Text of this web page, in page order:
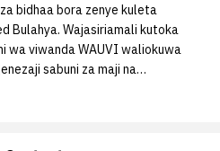
bidhaa bora zenye kuleta
Bulahya. Wajasiriamali kutoka
wa viwanda WAUVI waliokuwa
sabuni za maji na…